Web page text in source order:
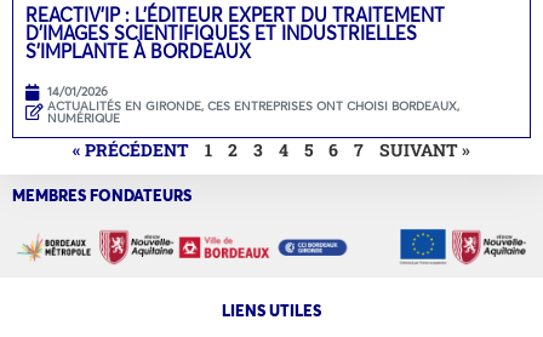
REACTIV’IP : L’ÉDITEUR EXPERT DU TRAITEMENT
D’IMAGES SCIENTIFIQUES ET INDUSTRIELLES
S’IMPLANTE À BORDEAUX
14/01/2026
ACTUALITÉS EN GIRONDE, CES ENTREPRISES ONT CHOISI BORDEAUX,
NUMÉRIQUE
« PRÉCÉDENT 1 2 3 4 5 6 7 SUIVANT »
MEMBRES FONDATEURS
LIENS UTILES